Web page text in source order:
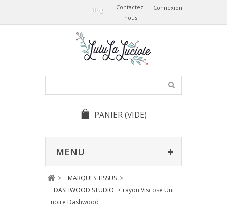
Connexion
Contactez-
nous
Blog
PANIER(VIDE)
MENU
> MARQUES TISSUS >
DASHWOOD STUDIO > rayon Viscose Uni
noire Dashwood